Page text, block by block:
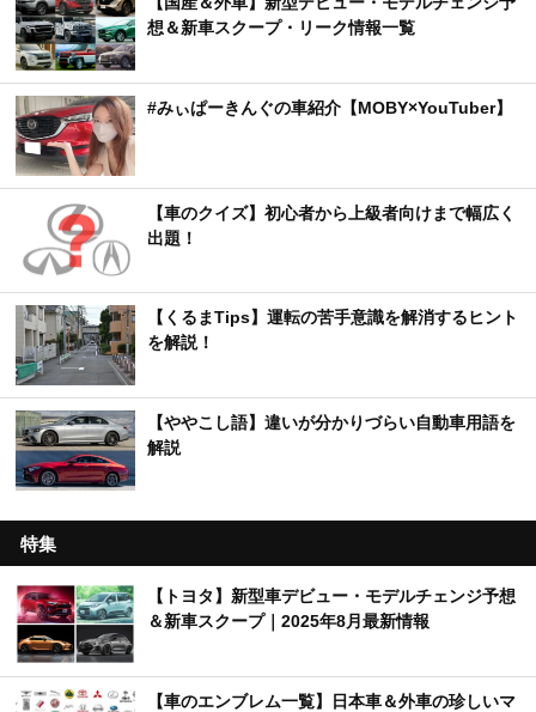
想＆新車スクープ・リーク情報一覧
#みぃぱーきんぐの車紹介【MOBY×YouTuber】
【車のクイズ】初心者から上級者向けまで幅広く
出題！
【くるまTips】運転の苦手意識を解消するヒント
を解説！
【ややこし語】違いが分かりづらい自動車用語を
解説
特集
【トヨタ】新型車デビュー・モデルチェンジ予想
＆新車スクープ｜2025年8月最新情報
【車のエンブレム一覧】日本車＆外車の珍しいマ